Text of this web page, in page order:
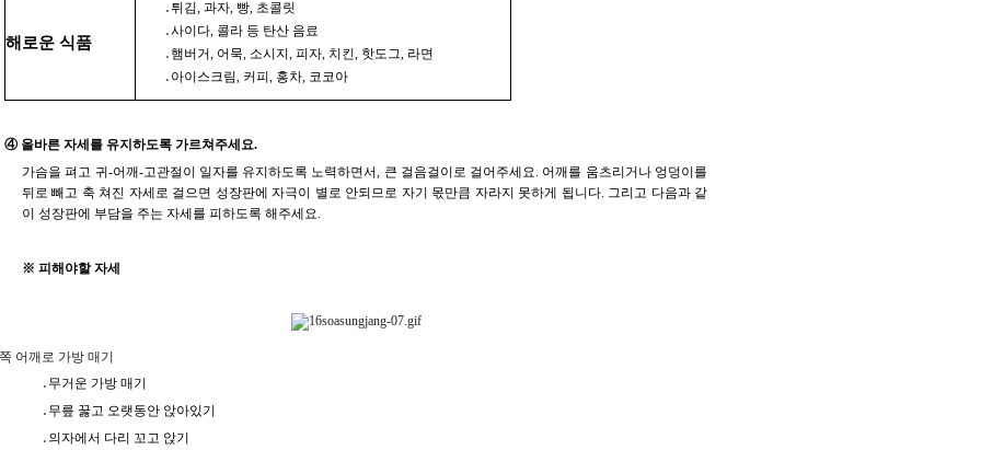
해로운 식품
․튀김, 과자, 빵, 초콜릿
․사이다, 콜라 등 탄산 음료
․햄버거, 어묵, 소시지, 피자, 치킨, 핫도그, 라면
․아이스크림, 커피, 홍차, 코코아
④ 올바른 자세를 유지하도록 가르쳐주세요.
가슴을 펴고 귀-어깨-고관절이 일자를 유지하도록 노력하면서, 큰 걸음걸이로 걸어주세요. 어깨를 움츠리거나 엉덩이를
뒤로 빼고 축 쳐진 자세로 걸으면 성장판에 자극이 별로 안되므로 자기 몫만큼 자라지 못하게 됩니다. 그리고 다음과 같
이 성장판에 부담을 주는 자세를 피하도록 해주세요.
※ 피해야할 자세
어깨로 가방 매기
․무거운 가방 매기
․무릎 꿇고 오랫동안 앉아있기
․의자에서 다리 꼬고 앉기